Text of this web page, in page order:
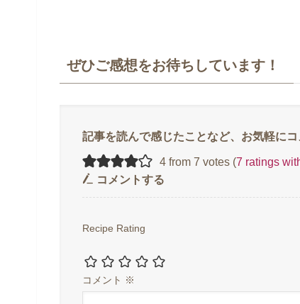
ぜひご感想をお待ちしています！
4 from 7 votes (7 ratings
コメントする
Recipe Rating
コメント ※